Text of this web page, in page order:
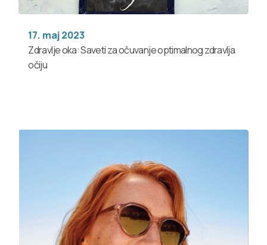
17. maj 2023
Zdravlje oka: Saveti za očuvanje optimalnog zdravlja
očiju